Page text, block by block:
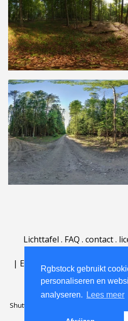
Rgbstock gebruikt
personaliseren en
analyseren.
Lees meer
Lichttafel . FAQ . contact.
| English | Deutsch Español
Shutterstock official partner of Rgbstock
Rgbstock